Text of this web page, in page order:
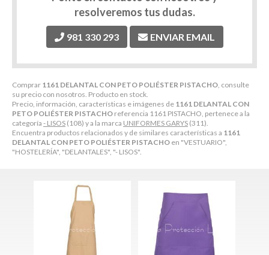
Comprar 1161 DELANTAL CON PETO POLIÉSTER PISTACHO, consulte
su precio con nosotros. Producto en stock.
Precio, información, características e imágenes de 1161 DELANTAL CON
PETO POLIÉSTER PISTACHO referencia 1161 PISTACHO, pertenece a la
categoría - LISOS (108) y a la marca UNIFORMES GARYS (311).
Encuentra productos relacionados y de similares características a 1161
DELANTAL CON PETO POLIÉSTER PISTACHO en "VESTUARIO",
"HOSTELERÍA", "DELANTALES", "- LISOS".
resolveremos tus dudas.
981 330 293 ENVIAR EMAIL